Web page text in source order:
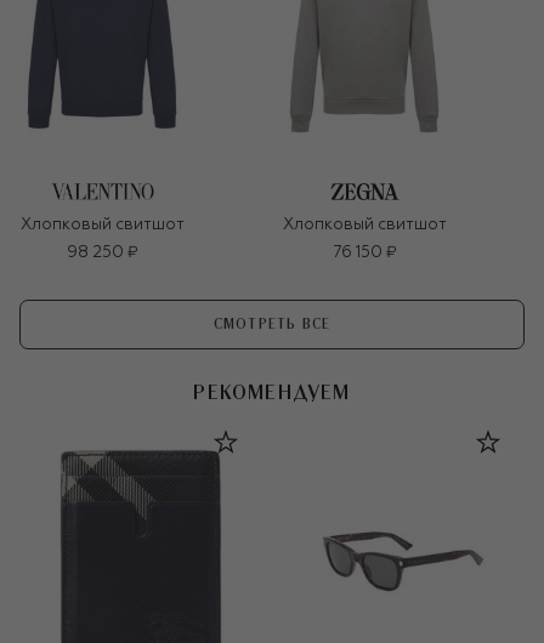
Хлопковый свитшот
98 250 ₽
Хлопковый свитшот
76 150 ₽
СМОТРЕТЬ ВСЕ
РЕКОМЕНДУЕМ